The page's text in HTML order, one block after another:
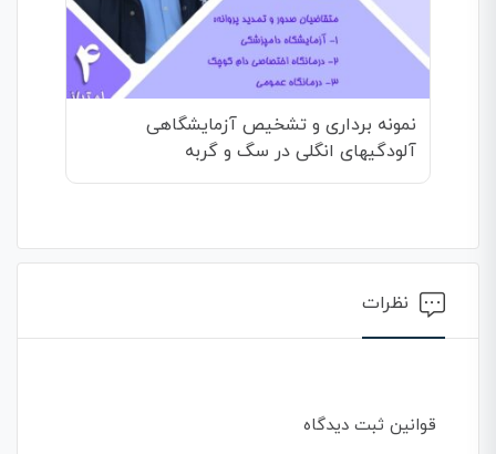
نمونه برداری و تشخیص آزمایشگاهی
آلودگیهای انگلی در سگ و گربه
نظرات
قوانین ثبت دیدگاه